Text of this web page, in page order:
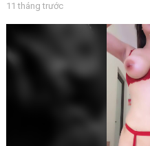
11 tháng trước